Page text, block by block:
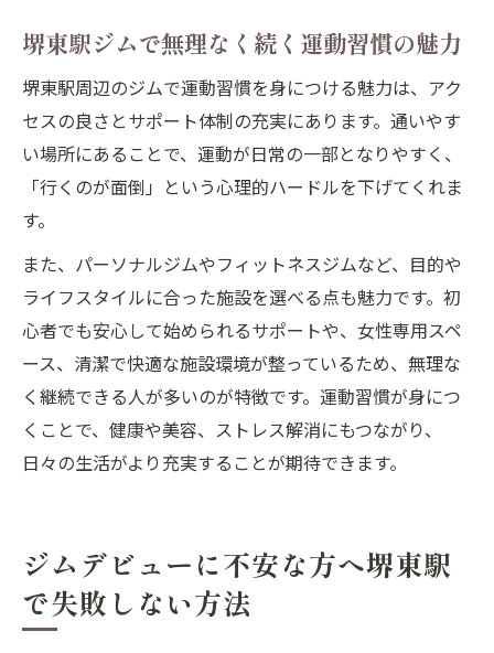
堺東駅ジムで無理なく続く運動習慣の魅力
堺東駅周辺のジムで運動習慣を身につける魅力は、アク
セスの良さとサポート体制の充実にあります。通いやす
い場所にあることで、運動が日常の一部となりやすく、
「行くのが面倒」という心理的ハードルを下げてくれま
す。
また、パーソナルジムやフィットネスジムなど、目的や
ライフスタイルに合った施設を選べる点も魅力です。初
心者でも安心して始められるサポートや、女性専用スペ
ース、清潔で快適な施設環境が整っているため、無理な
く継続できる人が多いのが特徴です。運動習慣が身につ
くことで、健康や美容、ストレス解消にもつながり、
日々の生活がより充実することが期待できます。
ジムデビューに不安な方へ堺東駅
で失敗しない方法